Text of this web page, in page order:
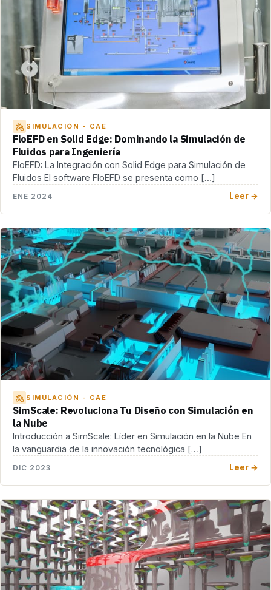
SIMULACIÓN - CAE
FloEFD en Solid Edge: Dominando la Simulación de
Fluidos para Ingeniería
FloEFD: La Integración con Solid Edge para Simulación de
Fluidos El software FloEFD se presenta como […]
ENE 2024 Leer →
SIMULACIÓN - CAE
SimScale: Revoluciona Tu Diseño con Simulación en
la Nube
Introducción a SimScale: Líder en Simulación en la Nube En
la vanguardia de la innovación tecnológica […]
DIC 2023 Leer →